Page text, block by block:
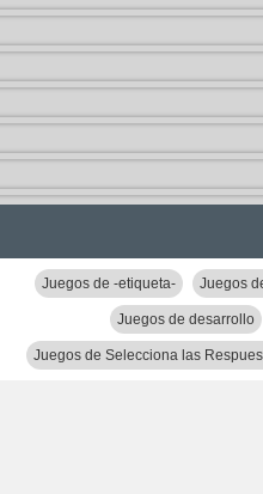
Juegos de -etiqueta- Juegos
Juegos de desarrollo
Juegos de Selecciona las